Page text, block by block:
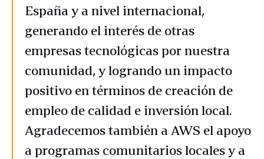
España y a nivel internacional,
generando el interés de otras
empresas tecnológicas por nuestra
comunidad, y logrando un impacto
positivo en términos de creación de
empleo de calidad e inversión local.
Agradecemos también a AWS el apoyo
a programas comunitarios locales y a